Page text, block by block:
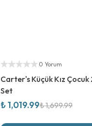
Yetkili Satıcı
0 Yorum
Carter's Küçük Kız
Set
₺ 1,019.99₺ 1,699.99